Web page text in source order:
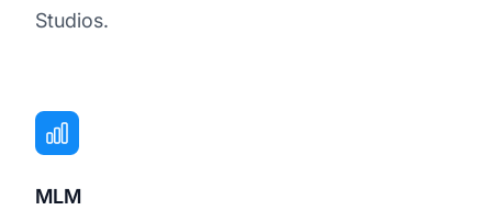
Studios.
MLM